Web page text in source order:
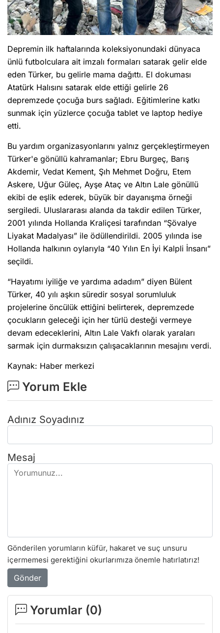
Depremin ilk haftalarında koleksiyonundaki dünyaca
ünlü futbolculara ait imzalı formaları satarak gelir elde
eden Türker, bu gelirle mama dağıttı. El dokuması
Atatürk Halısını satarak elde ettiği gelirle 26
depremzede çocuğa burs sağladı. Eğitimlerine katkı
sunmak için yüzlerce çocuğa tablet ve laptop hediye
etti.
Bu yardım organizasyonlarını yalnız gerçekleştirmeyen
Türker'e gönüllü kahramanlar; Ebru Burgeç, Barış
Akdemir, Vedat Kement, Şıh Mehmet Doğru, Etem
Askere, Uğur Güleç, Ayşe Ataç ve Altın Lale gönüllü
ekibi de eşlik ederek, büyük bir dayanışma örneği
sergiledi. Uluslararası alanda da takdir edilen Türker,
2001 yılında Hollanda Kraliçesi tarafından “Şövalye
Liyakat Madalyası” ile ödüllendirildi. 2005 yılında ise
Hollanda halkının oylarıyla “40 Yılın En İyi Kalpli İnsanı”
seçildi.
“Hayatımı iyiliğe ve yardıma adadım” diyen Bülent
Türker, 40 yılı aşkın süredir sosyal sorumluluk
projelerine öncülük ettiğini belirterek, depremzede
çocukların geleceği için her türlü desteği vermeye
devam edeceklerini, Altın Lale Vakfı olarak yaraları
sarmak için durmaksızın çalışacaklarının mesajını verdi.
Kaynak: Haber merkezi
Yorum Ekle
Adınız Soyadınız
Mesaj
Gönderilen yorumların küfür, hakaret ve suç unsuru
içermemesi gerektiğini okurlarımıza önemle hatırlatırız!
Gönder
Yorumlar (0)